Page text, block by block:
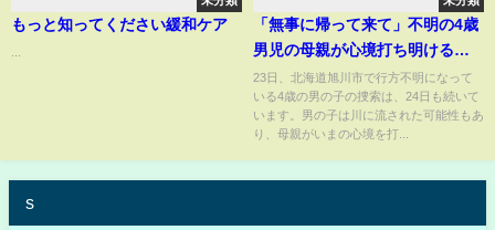
もっと知ってください緩和ケア
「無事に帰って来て」不明の4歳
男児の母親が心境打ち明ける
自宅から1キロほど離れた石狩川
に転落の可能性「水に興味があ
って行ってしまうのかな」
23日、北海道旭川市で行方不明になって
いる4歳の男の子の捜索は、24日も続いて
います。男の子は川に流された可能性もあ
り、母親がいまの心境を打...
s